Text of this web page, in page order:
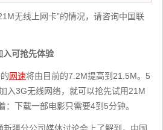
无线上网卡”的情况，请咨询中国联
入可抢先体验
网速将由目前的7.2M提高到21.5M。5
入3G无线网络，就可以抢先试用21M
：下载一部电影只需要4到5分钟。